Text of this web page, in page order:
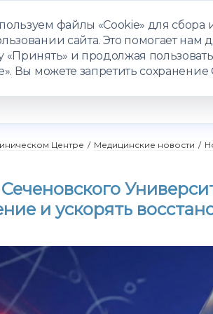
файлы «Cookie» для
сайта. Это помогает нам
«Принять» и продолжая
Вы можете запретить сохранение
Центре / Медицинские новости /
и ускорять